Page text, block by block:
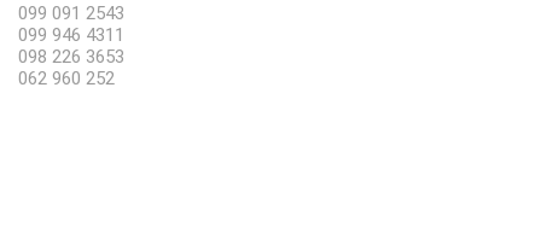
099 091 2543
099 946 4311
098 226 3653
062 960 252